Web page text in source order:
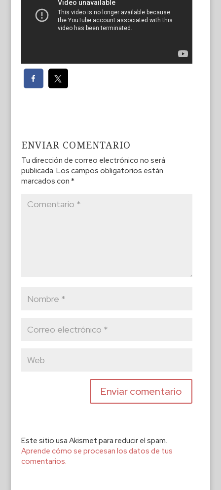
ENVIAR COMENTARIO
Tu dirección de correo electrónico no será
publicada. Los campos obligatorios están
marcados con *
Este sitio usa Akismet para reducir el spam.
Aprende cómo se procesan los datos de tus
comentarios.